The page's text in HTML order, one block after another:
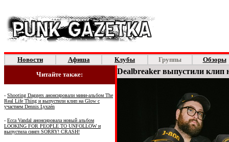
Новости Афиша Клубы Группы
Обзоры
Читайте также:
- Shooting Daggers анонсировали мини-альбом The
Real Life Thing и выпустили клип на Glow с
участием Dennis Lyxzén
- Ecca Vandal анонсировала новый альбом
LOOKING FOR PEOPLE TO UNFOLLOW и
выпустила сингл SORRY! CRASH!
Dealbreaker выпустили клип